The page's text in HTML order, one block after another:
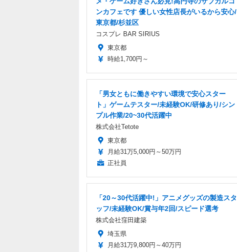
ンカフェです 優しい女性店長がいるから安心/
東京都/杉並区
コスプレ BAR SIRIUS
東京都
時給1,700円～
「男女ともに働きやすい環境で安心スター
ト」ゲームテスター/未経験OK/研修あり/シン
プル作業/20~30代活躍中
株式会社Tetote
東京都
月給31万5,000円～50万円
正社員
「20～30代活躍中!」アニメグッズの製造スタ
ッフ/未経験OK/賞与年2回/スピード選考
株式会社窪田建築
埼玉県
月給31万9,800円～40万円